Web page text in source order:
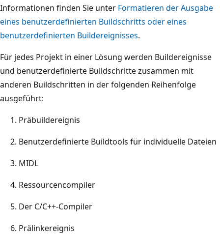
Informationen finden Sie unter Formatieren der Ausgabe
eines benutzerdefinierten Buildschritts oder eines
benutzerdefinierten Buildereignisses.
Für jedes Projekt in einer Lösung werden Buildereignisse
und benutzerdefinierte Buildschritte zusammen mit
anderen Buildschritten in der folgenden Reihenfolge
ausgeführt:
Präbuildereignis
Benutzerdefinierte Buildtools für individuelle Dateien
MIDL
Ressourcencompiler
Der C/C++-Compiler
Prälinkereignis